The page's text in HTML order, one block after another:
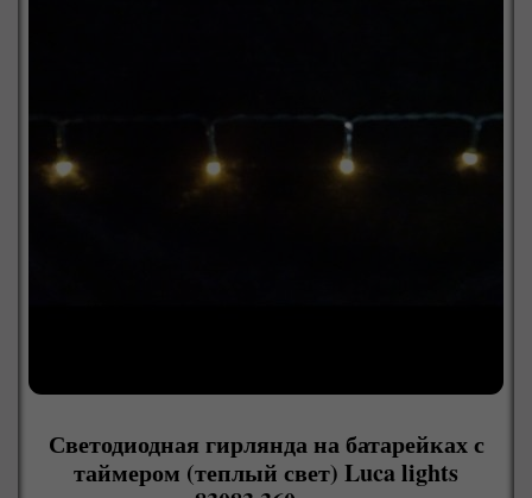
Светодиодная гирлянда на батарейках с
таймером (теплый свет) Luca lights